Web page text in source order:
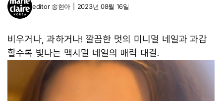
editor 송현아 2023년 08월 16일
비우거나, 과하거나! 깔끔한 멋의 미니멀 네일과 과감
할수록 빛나는 맥시멀 네일의 매력 대결.